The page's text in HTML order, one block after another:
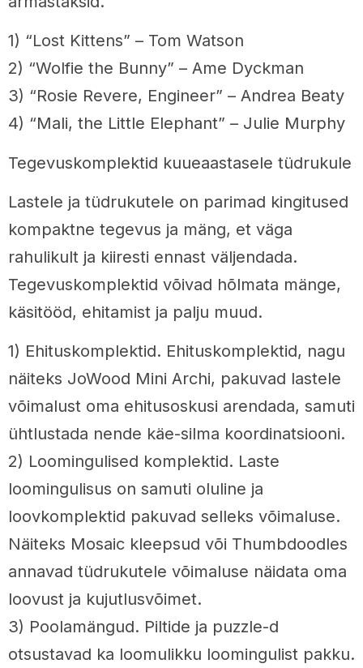
1) “Lost Kittens” – Tom Watson
2) “Wolfie the Bunny” – Ame Dyckman
3) “Rosie Revere, Engineer” – Andrea Beaty
4) “Mali, the Little Elephant” – Julie Murphy
Tegevuskomplektid kuueaastasele tüdrukule
Lastele ja tüdrukutele on parimad kingitused
kompaktne tegevus ja mäng, et väga
rahulikult ja kiiresti ennast väljendada.
Tegevuskomplektid võivad hõlmata mänge,
käsitööd, ehitamist ja palju muud.
1) Ehituskomplektid. Ehituskomplektid, nagu
näiteks JoWood Mini Archi, pakuvad lastele
võimalust oma ehitusoskusi arendada, samuti
ühtlustada nende käe-silma koordinatsiooni.
2) Loomingulised komplektid. Laste
loomingulisus on samuti oluline ja
loovkomplektid pakuvad selleks võimaluse.
Näiteks Mosaic kleepsud või Thumbdoodles
annavad tüdrukutele võimaluse näidata oma
loovust ja kujutlusvõimet.
3) Poolamängud. Piltide ja puzzle-d
otsustavad ka loomulikku loomingulist pakku.